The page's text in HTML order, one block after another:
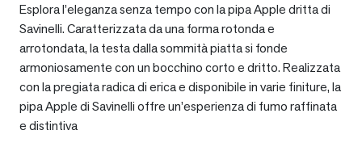
Esplora l’eleganza senza tempo con la pipa Apple dritta di
Savinelli. Caratterizzata da una forma rotonda e
arrotondata, la testa dalla sommità piatta si fonde
armoniosamente con un bocchino corto e dritto. Realizzata
con la pregiata radica di erica e disponibile in varie finiture, la
pipa Apple di Savinelli offre un’esperienza di fumo raffinata
e distintiva